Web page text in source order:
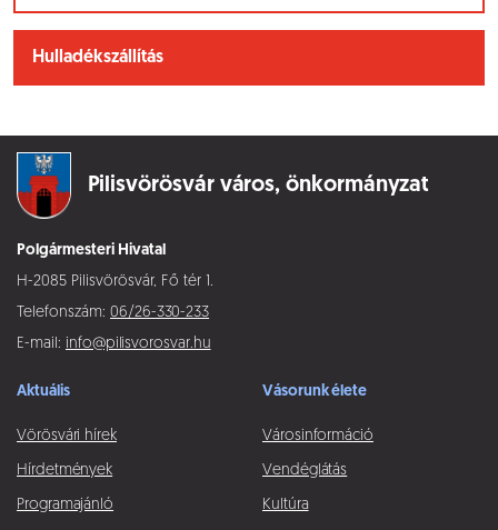
Hulladékszállítás
Pilisvörösvár város, önkormányzat
Polgármesteri Hivatal
H-2085 Pilisvörösvár, Fő tér 1.
Telefonszám: 06/26-330-233
E-mail: info@pilisvorosvar.hu
Aktuális
Vörösvári hírek
Hírdetmények
Programajánló
Vásorunk élete
Városinformáció
Vendéglátás
Kultúra